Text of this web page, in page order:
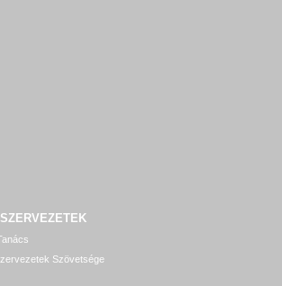
Szövetsége